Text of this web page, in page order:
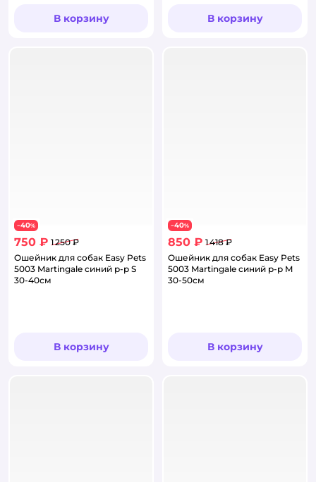
В корзину В корзину
−40%
750 ₽ 1 250 ₽
Ошейник для собак Easy Pets
5003 Martingale синий р-р S
30-40см
В корзину
−40%
850 ₽ 1 418 ₽
Ошейник для собак Easy Pets
5003 Martingale синий р-р M
30-50см
В корзину